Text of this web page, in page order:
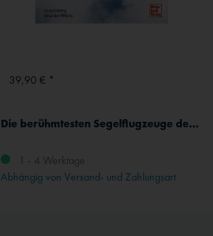
39,90 € *
Die berühmtesten Segelflugzeuge der Welt
1 - 4 Werktage
Abhängig von Versand- und Zahlungsart